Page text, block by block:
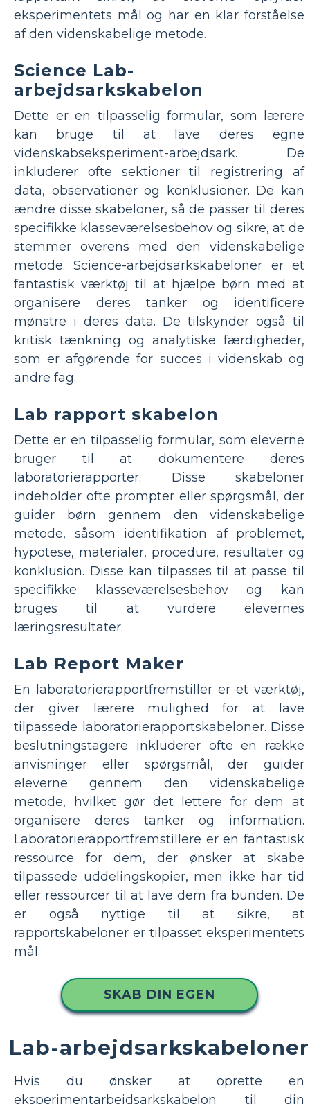
eksperimentets mål og har en klar forståelse
af den videnskabelige metode.
Science Lab-
arbejdsarkskabelon
Dette er en tilpasselig formular, som lærere
kan bruge til at lave deres egne
videnskabseksperiment-arbejdsark. De
inkluderer ofte sektioner til registrering af
data, observationer og konklusioner. De kan
ændre disse skabeloner, så de passer til deres
specifikke klasseværelsesbehov og sikre, at de
stemmer overens med den videnskabelige
metode. Science-arbejdsarkskabeloner er et
fantastisk værktøj til at hjælpe børn med at
organisere deres tanker og identificere
mønstre i deres data. De tilskynder også til
kritisk tænkning og analytiske færdigheder,
som er afgørende for succes i videnskab og
andre fag.
Lab rapport skabelon
Dette er en tilpasselig formular, som eleverne
bruger til at dokumentere deres
laboratorierapporter. Disse skabeloner
indeholder ofte prompter eller spørgsmål, der
guider børn gennem den videnskabelige
metode, såsom identifikation af problemet,
hypotese, materialer, procedure, resultater og
konklusion. Disse kan tilpasses til at passe til
specifikke klasseværelsesbehov og kan
bruges til at vurdere elevernes
læringsresultater.
Lab Report Maker
En laboratorierapportfremstiller er et værktøj,
der giver lærere mulighed for at lave
tilpassede laboratorierapportskabeloner. Disse
beslutningstagere inkluderer ofte en række
anvisninger eller spørgsmål, der guider
eleverne gennem den videnskabelige
metode, hvilket gør det lettere for dem at
organisere deres tanker og information.
Laboratorierapportfremstillere er en fantastisk
ressource for dem, der ønsker at skabe
tilpassede uddelingskopier, men ikke har tid
eller ressourcer til at lave dem fra bunden. De
er også nyttige til at sikre, at
rapportskabeloner er tilpasset eksperimentets
mål.
SKAB DIN EGEN
Lab-arbejdsarkskabeloner
Hvis du ønsker at oprette en
eksperimentarbejdsarkskabelon til din